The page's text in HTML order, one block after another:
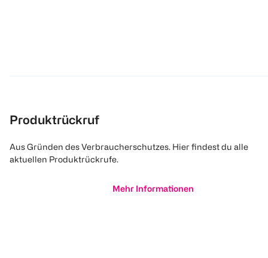
Produktrückruf
Aus Gründen des Verbraucherschutzes. Hier findest du alle
aktuellen Produktrückrufe.
Mehr Informationen